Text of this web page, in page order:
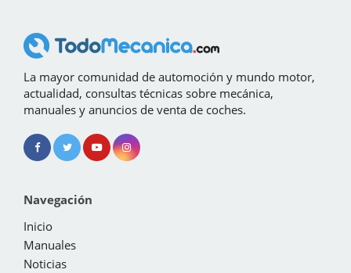
La mayor comunidad de automoción y mundo motor,
actualidad, consultas técnicas sobre mecánica,
manuales y anuncios de venta de coches.
Navegación
Inicio
Manuales
Noticias